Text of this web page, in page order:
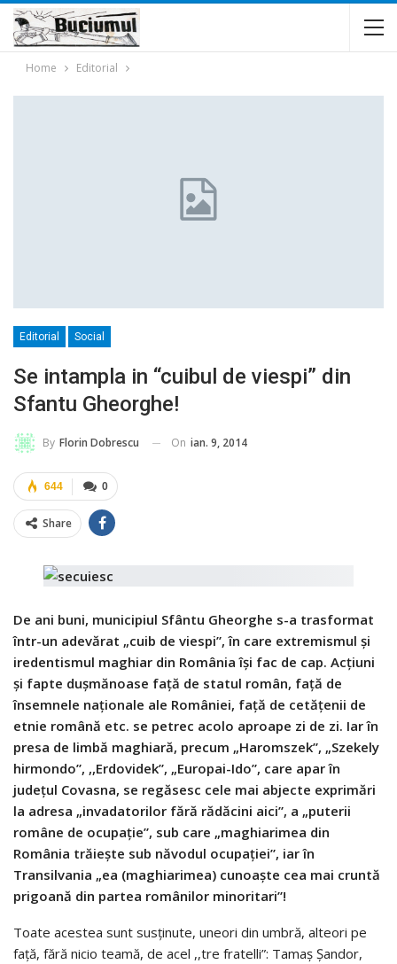
Home Editorial
Editorial Social
Se intampla in “cuibul de viespi” din
Sfantu Gheorghe!
By Florin Dobrescu On ian. 9, 2014
0
644
Share
De ani buni, municipiul Sfântu Gheorghe s-a trasformat
într-un adevărat „cuib de viespi”, în care extremismul şi
iredentismul maghiar din România îşi fac de cap. Acţiuni
şi fapte duşmănoase faţă de statul român, faţă de
însemnele naţionale ale României, faţă de cetăţenii de
etnie română etc. se petrec acolo aproape zi de zi. Iar în
presa de limbă maghiară, precum „Haromszek”, „Szekely
hirmondo”, ,,Erdovidek”, „Europai-Ido”, care apar în
judeţul Covasna, se regăsesc cele mai abjecte exprimări
la adresa „invadatorilor fără rădăcini aici”, a „puterii
române de ocupaţie”, sub care „maghiarimea din
România trăieşte sub năvodul ocupaţiei”, iar în
Transilvania „ea (maghiarimea) cunoaşte cea mai cruntă
prigoană din partea românilor minoritari”!
Toate acestea sunt susţinute, uneori din umbră, alteori pe
faţă, fără nicio teamă, de acel ,,tre fratelli”: Tamaş Şandor,